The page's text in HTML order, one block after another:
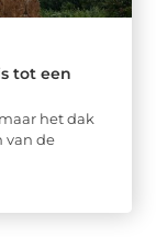
tot een
het dak
van de